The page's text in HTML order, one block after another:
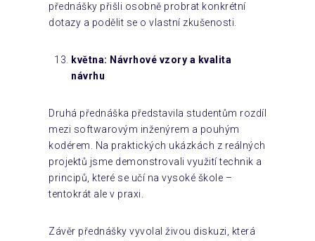
přednášky přišli osobně probrat konkrétní
dotazy a podělit se o vlastní zkušenosti.
května: Návrhové vzory a kvalita
návrhu
Druhá přednáška představila studentům rozdíl
mezi softwarovým inženýrem a pouhým
kodérem. Na praktických ukázkách z reálných
projektů jsme demonstrovali využití technik a
principů, které se učí na vysoké škole –
tentokrát ale v praxi.
Závěr přednášky vyvolal živou diskuzi, která